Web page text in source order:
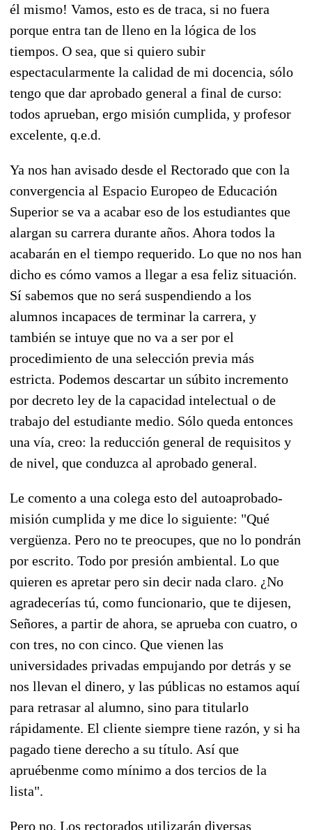
él mismo! Vamos, esto es de traca, si no fuera
porque entra tan de lleno en la lógica de los
tiempos. O sea, que si quiero subir
espectacularmente la calidad de mi docencia, sólo
tengo que dar aprobado general a final de curso:
todos aprueban, ergo misión cumplida, y profesor
excelente, q.e.d.
Ya nos han avisado desde el Rectorado que con la
convergencia al Espacio Europeo de Educación
Superior se va a acabar eso de los estudiantes que
alargan su carrera durante años. Ahora todos la
acabarán en el tiempo requerido. Lo que no nos han
dicho es cómo vamos a llegar a esa feliz situación.
Sí sabemos que no será suspendiendo a los
alumnos incapaces de terminar la carrera, y
también se intuye que no va a ser por el
procedimiento de una selección previa más
estricta. Podemos descartar un súbito incremento
por decreto ley de la capacidad intelectual o de
trabajo del estudiante medio. Sólo queda entonces
una vía, creo: la reducción general de requisitos y
de nivel, que conduzca al aprobado general.
Le comento a una colega esto del autoaprobado-
misión cumplida y me dice lo siguiente: "Qué
vergüenza. Pero no te preocupes, que no lo pondrán
por escrito. Todo por presión ambiental. Lo que
quieren es apretar pero sin decir nada claro. ¿No
agradecerías tú, como funcionario, que te dijesen,
Señores, a partir de ahora, se aprueba con cuatro, o
con tres, no con cinco. Que vienen las
universidades privadas empujando por detrás y se
nos llevan el dinero, y las públicas no estamos aquí
para retrasar al alumno, sino para titularlo
rápidamente. El cliente siempre tiene razón, y si ha
pagado tiene derecho a su título. Así que
apruébenme como mínimo a dos tercios de la
lista".
Pero no. Los rectorados utilizarán diversas